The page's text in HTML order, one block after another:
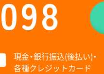
現金・銀行振込(後払い)・
各種クレジットカード